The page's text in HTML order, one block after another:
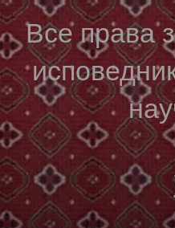
Все права